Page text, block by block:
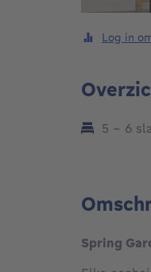
Log in
5 - 6
Spring